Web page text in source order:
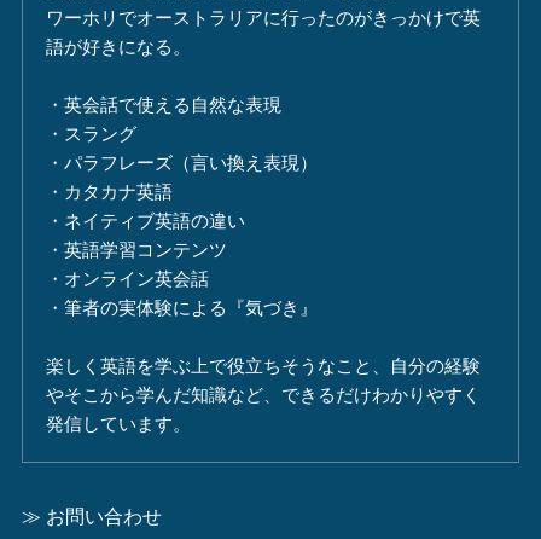
ワーホリでオーストラリアに行ったのがきっかけで英
語が好きになる。
・英会話で使える自然な表現
・スラング
・パラフレーズ（言い換え表現）
・カタカナ英語
・ネイティブ英語の違い
・英語学習コンテンツ
・オンライン英会話
・筆者の実体験による『気づき』
楽しく英語を学ぶ上で役立ちそうなこと、自分の経験
やそこから学んだ知識など、できるだけわかりやすく
発信しています。
≫ お問い合わせ